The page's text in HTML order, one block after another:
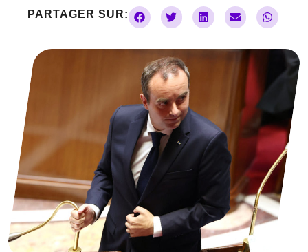
PARTAGER SUR: